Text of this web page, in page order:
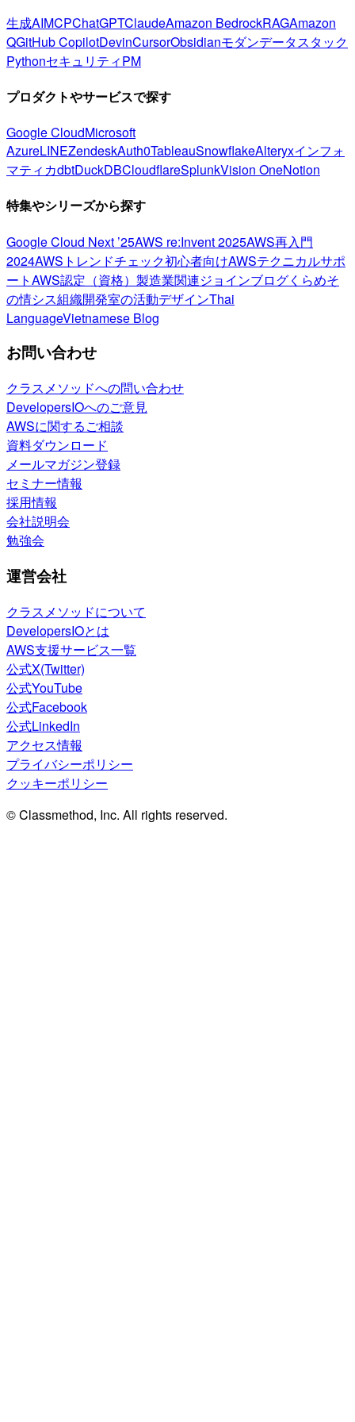
生成AIMCPChatGPTClaudeAmazon BedrockRAGAmazon
QGitHub CopilotDevinCursorObsidianモダンデータスタック
PythonセキュリティPM
プロダクトやサービスで探す
Google CloudMicrosoft
AzureLINEZendeskAuth0TableauSnowflakeAlteryxインフォ
マティカdbtDuckDBCloudflareSplunkVision OneNotion
特集やシリーズから探す
Google Cloud Next ’25AWS re:Invent 2025AWS再入門
2024AWSトレンドチェック初心者向けAWSテクニカルサポ
ートAWS認定（資格） 製造業関連ジョインブログくらめそ
の情シス組織開発室の活動デザインThai
LanguageVietnamese Blog
お問い合わせ
クラスメソッドへの問い合わせ
DevelopersIOへのご意見
AWSに関するご相談
資料ダウンロード
メールマガジン登録
セミナー情報
採用情報
会社説明会
勉強会
運営会社
クラスメソッドについて
DevelopersIOとは
AWS支援サービス一覧
公式X(Twitter)
公式YouTube
公式Facebook
公式LinkedIn
アクセス情報
プライバシーポリシー
クッキーポリシー
© Classmethod, Inc. All rights reserved.